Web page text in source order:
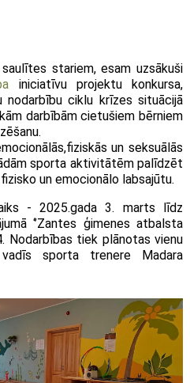
stariem, esam uzsākuši
iniciatīvu projektu konkursa,
nodarbību ciklu krīzes situācijā
darbībām cietušiem bērniem
un seksuālās
sporta aktivitātēm palīdzēt
un emocionālo labsajūtu.
- 2025.gada 3. marts līdz
‘’Zantes ģimenes atbalsta
Nodarbības tiek plānotas vienu
sporta trenere Madara